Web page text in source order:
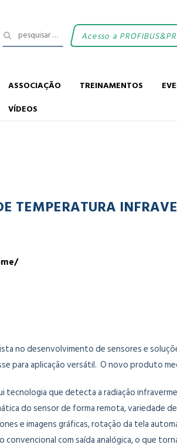
ASSOCIAÇÃO TREINAMENTOS
VÍDEOS
Acesso a
TEMPERATURA
no desenvolvimento de sensores e
para aplicação versátil. O novo produto
tecnologia que detecta a radiação
do sensor de forma remota, variedade
e imagens gráficas, rotação da tela
convencional com saída analógica, o que